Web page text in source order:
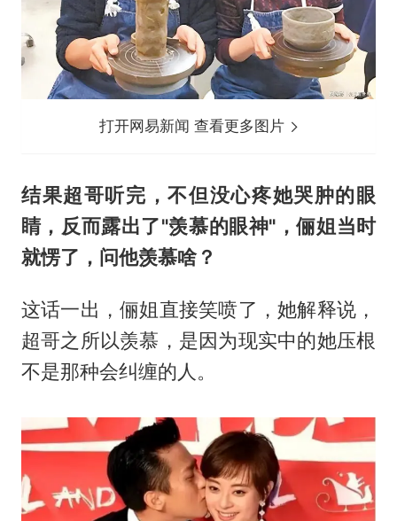
打开网易新闻 查看更多图片
结果超哥听完，不但没心疼她哭肿的眼
睛，反而露出了"羡慕的眼神"，俪姐当时
就愣了，问他羡慕啥？
这话一出，俪姐直接笑喷了，她解释说，
超哥之所以羡慕，是因为现实中的她压根
不是那种会纠缠的人。